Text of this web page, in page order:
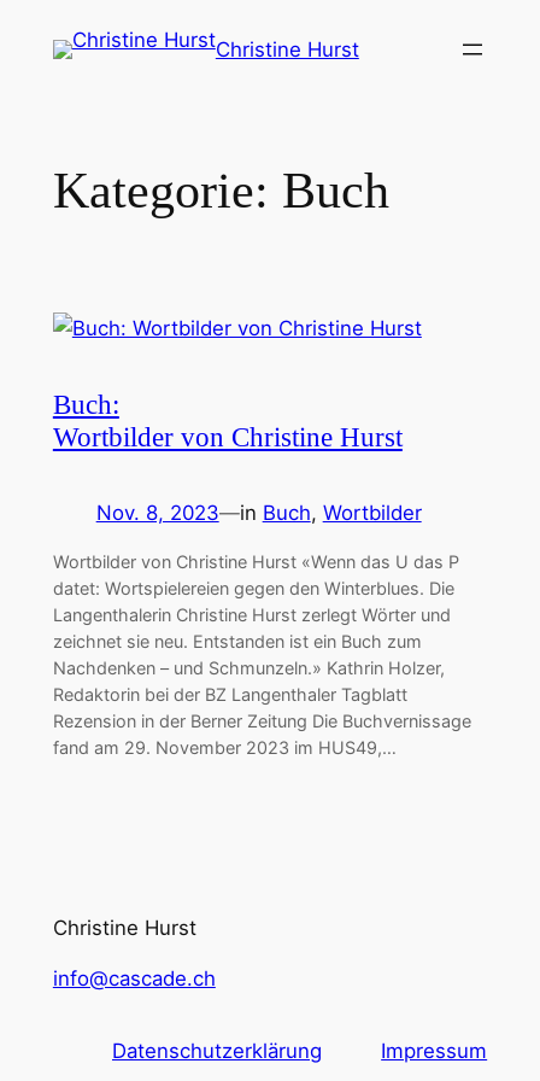
Inhalt
Christine Hurst
Kategorie: Buch
Buch:
Wortbilder von Christine Hurst
Nov. 8, 2023—in Buch, Wortbilder
Wortbilder von Christine Hurst «Wenn das U das P
datet: Wortspielereien gegen den Winterblues. Die
Langenthalerin Christine Hurst zerlegt Wörter und
zeichnet sie neu. Entstanden ist ein Buch zum
Nachdenken – und Schmunzeln.» Kathrin Holzer,
Redaktorin bei der BZ Langenthaler Tagblatt
Rezension in der Berner Zeitung Die Buchvernissage
fand am 29. November 2023 im HUS49,…
Christine Hurst
info@cascade.ch
Datenschutzerklärung Impressum